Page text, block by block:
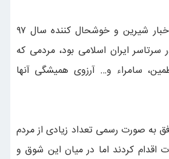
این خبر قطعاً یکی از اخبار شیرین و خوشحال کننده سال ۹۷
ایران اسلامی بود، مردمی که
سامراء و… آرزوی همیشگی آنها
به صورت رسمی تعداد زیادی از مردم
اقدام کردند اما در میان این شوق و